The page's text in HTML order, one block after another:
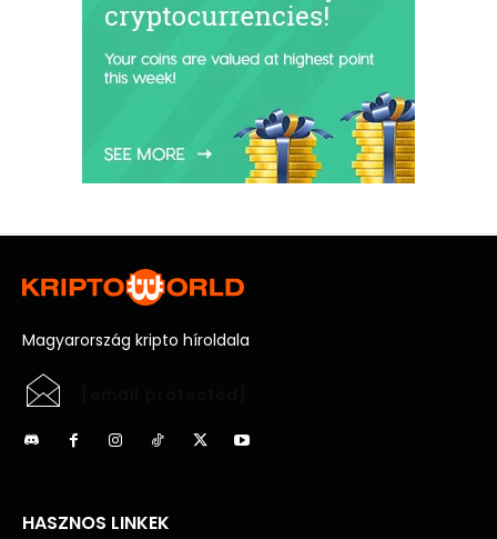
Magyarország kripto híroldala
HASZNOS LINKEK